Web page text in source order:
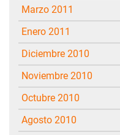
marzo 2011
enero 2011
diciembre 2010
noviembre 2010
octubre 2010
agosto 2010